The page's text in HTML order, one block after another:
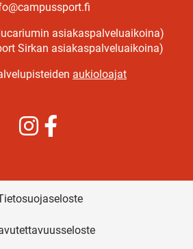
asiakaspalveluaikoina)
Sirkan asiakaspalveluaikoina)
aukioloajat
Instagram